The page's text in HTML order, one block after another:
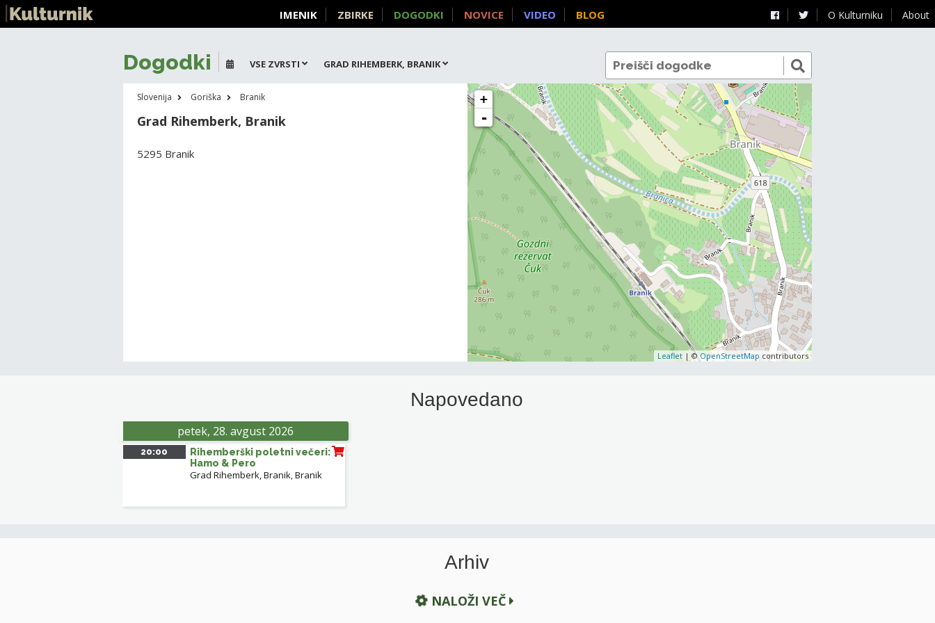
O Kulturniku About
IMENIK ZBIRKE DOGODKI NOVICE VIDEO BLOG
Dogodki VSE ZVRSTI GRAD RIHEMBERK, BRANIK
Slovenija Goriška Branik
Grad Rihemberk, Branik
5295 Branik
+
-
Leaflet | ©OpenStreetMap contributors
Napovedano
petek, 28. avgust 2026
20:00
Rihemberški poletni večeri:
Hamo & Pero
Grad Rihemberk, Branik,Branik
Arhiv
NALOŽI VEČ